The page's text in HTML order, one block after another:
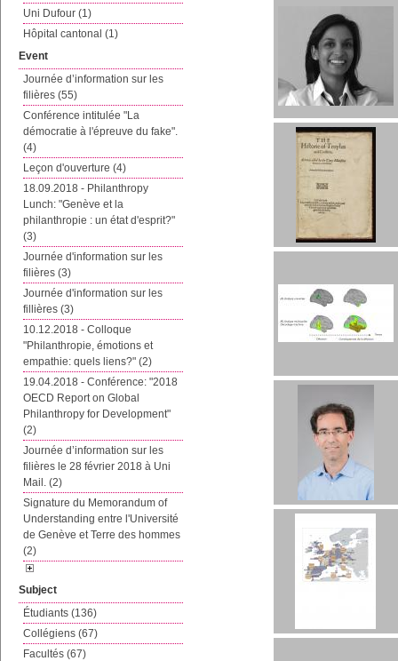
Uni Dufour (1)
Hôpital cantonal (1)
Event
Journée d’information sur les
filières (55)
Conférence intitulée "La
démocratie à l'épreuve du fake".
(4)
Leçon d'ouverture (4)
18.09.2018 - Philanthropy
Lunch: "Genève et la
philanthropie : un état d'esprit?"
(3)
Journée d'information sur les
filières (3)
Journée d'information sur les
fillières (3)
10.12.2018 - Colloque
"Philanthropie, émotions et
empathie: quels liens?" (2)
19.04.2018 - Conférence: "2018
OECD Report on Global
Philanthropy for Development"
(2)
Journée d’information sur les
filières le 28 février 2018 à Uni
Mail. (2)
Signature du Memorandum of
Understanding entre l'Université
de Genève et Terre des hommes
(2)
Subject
Étudiants (136)
Collégiens (67)
Facultés (67)